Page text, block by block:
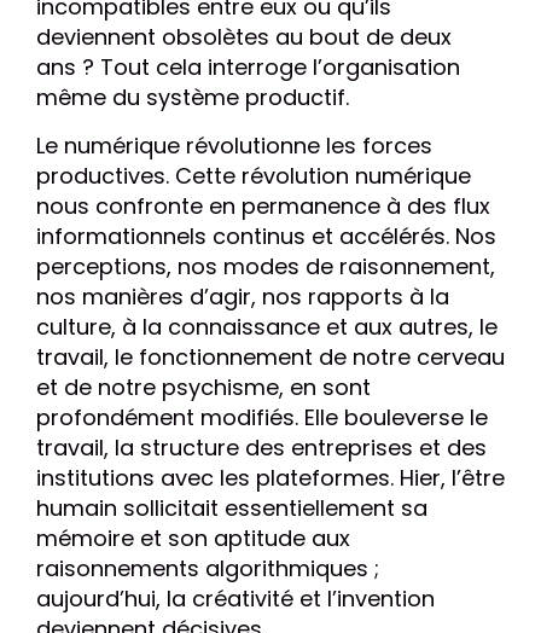
incompatibles entre eux ou qu’ils
deviennent obsolètes au bout de deux
ans ? Tout cela interroge l’organisation
même du système productif.
Le numérique révolutionne les forces
productives. Cette révolution numérique
nous confronte en permanence à des flux
informationnels continus et accélérés. Nos
perceptions, nos modes de raisonnement,
nos manières d’agir, nos rapports à la
culture, à la connaissance et aux autres, le
travail, le fonctionnement de notre cerveau
et de notre psychisme, en sont
profondément modifiés. Elle bouleverse le
travail, la structure des entreprises et des
institutions avec les plateformes. Hier, l’être
humain sollicitait essentiellement sa
mémoire et son aptitude aux
raisonnements algorithmiques ;
aujourd’hui, la créativité et l’invention